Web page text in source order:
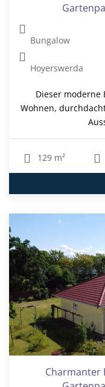
Bungalow
Hoyerswerda
Dieser moderne
Wohnen,
129 m²
Charmanter